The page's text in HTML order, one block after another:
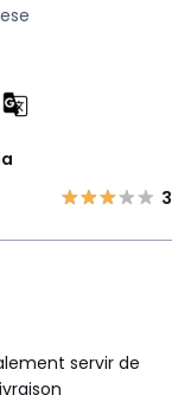
3
servir de